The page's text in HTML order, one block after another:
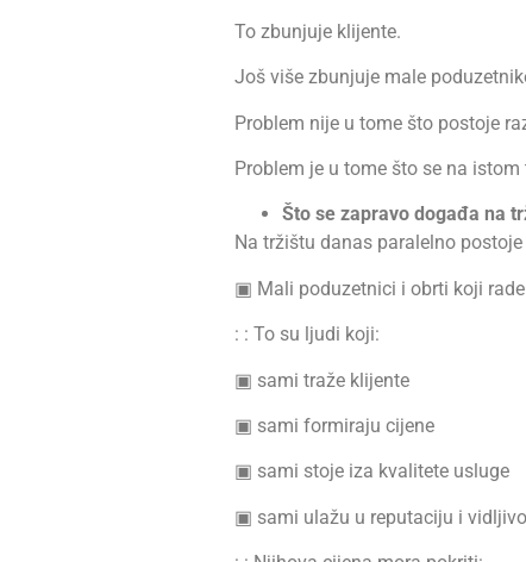
To zbunjuje klijente.
Još više zbunjuje male
Problem nije u tome što postoje
Problem je u tome što se na
Što se zapravo događa na
Na tržištu danas paralelno
▣ Mali poduzetnici i obrti koji
: : To su ljudi koji:
▣ sami traže klijente
▣ sami formiraju cijene
▣ sami stoje iza kvalitete usluge
▣ sami ulažu u reputaciju i